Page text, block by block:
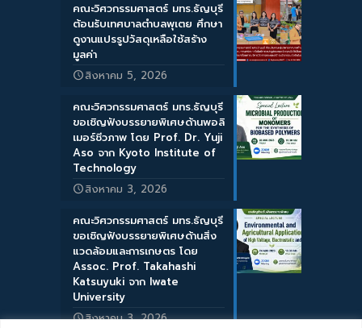
คณะวิศวกรรมศาสตร์ มทร.ธัญบุรี
ต้อนรับเทศบาลตำบลพุเตย ศึกษา
ดูงานแปรรูปวัสดุเหลือใช้สร้าง
มูลค่า
สิงหาคม 5, 2026
คณะวิศวกรรมศาสตร์ มทร.ธัญบุรี
ขอเชิญฟังบรรยายพิเศษด้านพอลิ
เมอร์ชีวภาพ โดย Prof. Dr. Yuji
Aso จาก Kyoto Institute of
Technology
สิงหาคม 3, 2026
คณะวิศวกรรมศาสตร์ มทร.ธัญบุรี
ขอเชิญฟังบรรยายพิเศษด้านสิ่ง
แวดล้อมและการเกษตร โดย
Assoc. Prof. Takahashi
Katsuyuki จาก Iwate
University
สิงหาคม 3, 2026